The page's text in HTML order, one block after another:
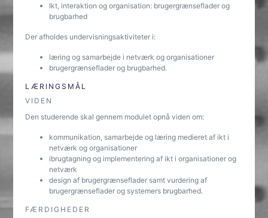
Ikt, interaktion og organisation: brugergrænseflader og
brugbarhed
Der afholdes undervisningsaktiviteter i:
læring og samarbejde i netværk og organisationer
brugergrænseflader og brugbarhed.
LÆRINGSMÅL
VIDEN
Den studerende skal gennem modulet opnå viden om:
kommunikation, samarbejde og læring medieret af ikt i
netværk og organisationer
ibrugtagning og implementering af ikt i organisationer og
netværk
design af brugergrænseflader samt vurdering af
brugergrænseflader og systemers brugbarhed.
FÆRDIGHEDER